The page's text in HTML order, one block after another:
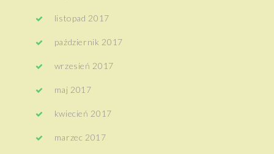
listopad 2017
październik 2017
wrzesień 2017
maj 2017
kwiecień 2017
marzec 2017